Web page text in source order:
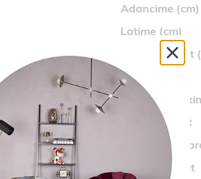
Adancime (cm)
Latime (cm)
Inaltime sezut
Inaltime (cm)
Greutate
Culoare sezut
Culoare
Material sezut